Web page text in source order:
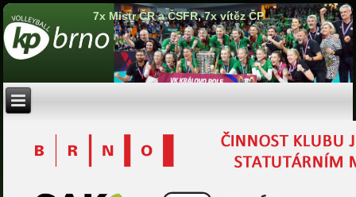
7x Mistr ČR a ČSFR, 7x vítěz ČP